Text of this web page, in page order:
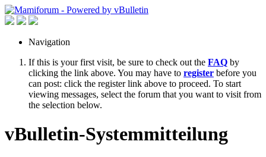
Navigation
If this is your first visit, be sure to check out the FAQ by
clicking the link above. You may have to register before you
can post: click the register link above to proceed. To start
viewing messages, select the forum that you want to visit from
the selection below.
vBulletin-Systemmitteilung